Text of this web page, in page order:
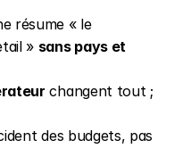
résume « le
» sans pays et
changent tout ;
des budgets, pas